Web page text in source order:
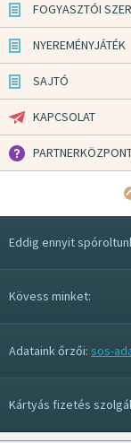
FOGYASZTÓI
NYEREMÉNYJÁTÉK
SAJTÓ
KAPCSOLAT
Eddig ennyit
Kövess minket:
Adataink őrzői: sos-
Kártyás fizetés